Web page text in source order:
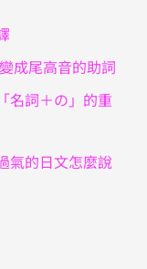
成尾高音的助詞
名詞＋の」的重
氣的日文怎麼說